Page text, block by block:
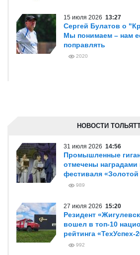
15 июля 2026 13:27
Сергей Булатов о
Мы понимаем – нам
поправлять
2020
НОВОСТИ
31 июля 2026 14:56
Промышленные
отмечены
фестиваля
989
27 июля 2026 15:20
Резидент
вошел в топ-10
рейтинга «ТехУспех-
992